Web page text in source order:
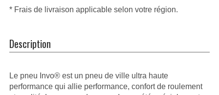
* Frais de livraison applicable selon votre région.
Description
Le pneu Invo® est un pneu de ville ultra haute
performance qui allie performance, confort de roulement